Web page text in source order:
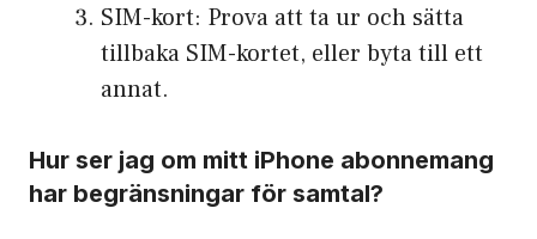
SIM-kort: Prova att ta ur och sätta
tillbaka SIM-kortet, eller byta till ett
annat.
Hur ser jag om mitt iPhone abonnemang
har begränsningar för samtal?